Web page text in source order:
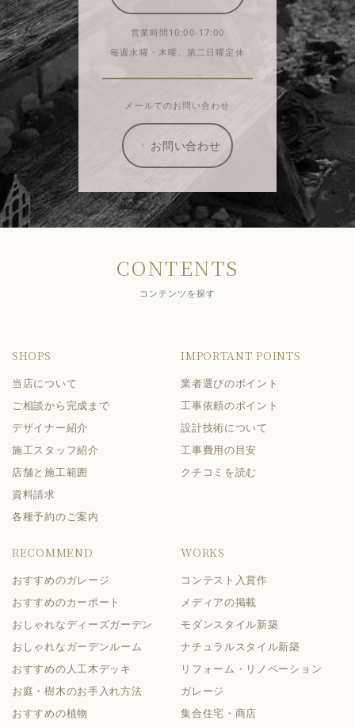
営業時間10:00-17:00
毎週水曜・木曜、第二日曜定休
メールでのお問い合わせ
お問い合わせ
CONTENTS
コンテンツを探す
SHOPS
当店について
ご相談から完成まで
デザイナー紹介
施工スタッフ紹介
店舗と施工範囲
資料請求
各種予約のご案内
IMPORTANT POINTS
業者選びのポイント
工事依頼のポイント
設計技術について
工事費用の目安
クチコミを読む
RECOMMEND
おすすめのガレージ
おすすめのカーポート
おしゃれなディーズガーデン
おしゃれなガーデンルーム
おすすめの人工木デッキ
お庭・樹木のお手入れ方法
おすすめの植物
WORKS
コンテスト入賞作
メディアの掲載
モダンスタイル新築
ナチュラルスタイル新築
リフォーム・リノベーション
ガレージ
集合住宅・商店